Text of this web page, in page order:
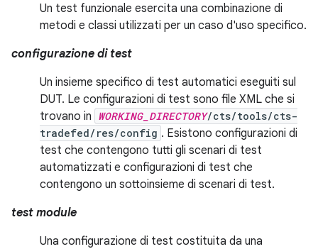
Un test funzionale esercita una combinazione di
metodi e classi utilizzati per un caso d'uso specifico.
configurazione di test
Un insieme specifico di test automatici eseguiti sul
DUT. Le configurazioni di test sono file XML che si
trovano in WORKING_DIRECTORY/cts/tools/cts-
tradefed/res/config . Esistono configurazioni di
test che contengono tutti gli scenari di test
automatizzati e configurazioni di test che
contengono un sottoinsieme di scenari di test.
test module
Una configurazione di test costituita da una